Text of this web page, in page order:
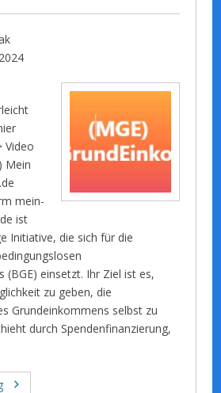
Video
Mein
mein-
ist
Initiative, die sich für die
(BGE) einsetzt. Ihr Ziel ist es,
zu geben, die
Grundeinkommens selbst zu
durch Spendenfinanzierung,